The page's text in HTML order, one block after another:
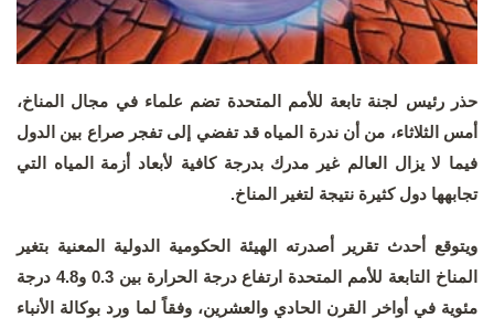
حذر رئيس لجنة تابعة للأمم المتحدة تضم علماء في مجال المناخ،
أمس الثلاثاء، من أن ندرة المياه قد تفضي إلى تفجر صراع بين الدول
فيما لا يزال العالم غير مدرك بدرجة كافية لأبعاد أزمة المياه التي
تجابهها دول كثيرة نتيجة لتغير المناخ.
ويتوقع أحدث تقرير أصدرته الهيئة الحكومية الدولية المعنية بتغير
المناخ التابعة للأمم المتحدة ارتفاع درجة الحرارة بين 0.3 و4.8 درجة
مئوية في أواخر القرن الحادي والعشرين، وفقاً لما ورد بوكالة الأنباء